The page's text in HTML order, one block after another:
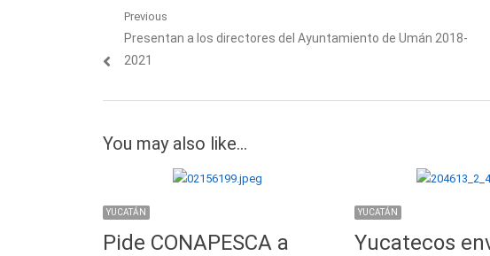
Navegación
de
Previous
Previous
post:
Presentan a los directores del Ayuntamiento de Umán 2018-
2021
You may also like...
YUCATÁN
Pide CONAPESCA a
YUCATÁN
Yucatecos